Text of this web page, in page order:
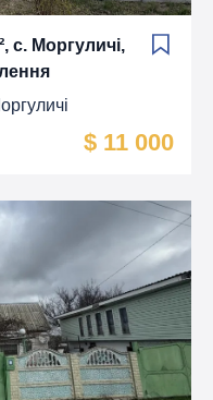
с. Моргуличі,
$ 11 000